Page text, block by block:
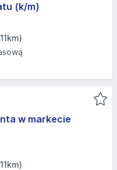
(k/m)
w markecie